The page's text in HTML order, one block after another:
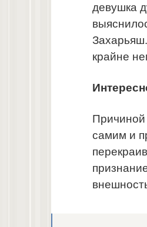
девушка
крайне
Причиной
самим и